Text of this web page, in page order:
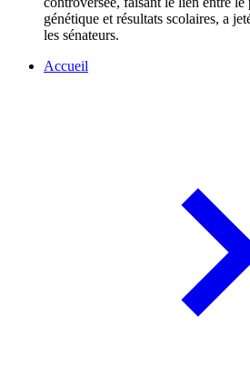
génétique et résultats scolaires, a
les sénateurs.
Accueil